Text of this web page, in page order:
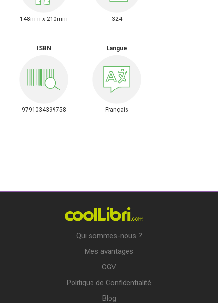
148mm x 210mm 324
ISBN
9791034399758
Langue
Français
Qui sommes-nous ?
Mes avantages
CGV
Politique de Confidentialité
Blog